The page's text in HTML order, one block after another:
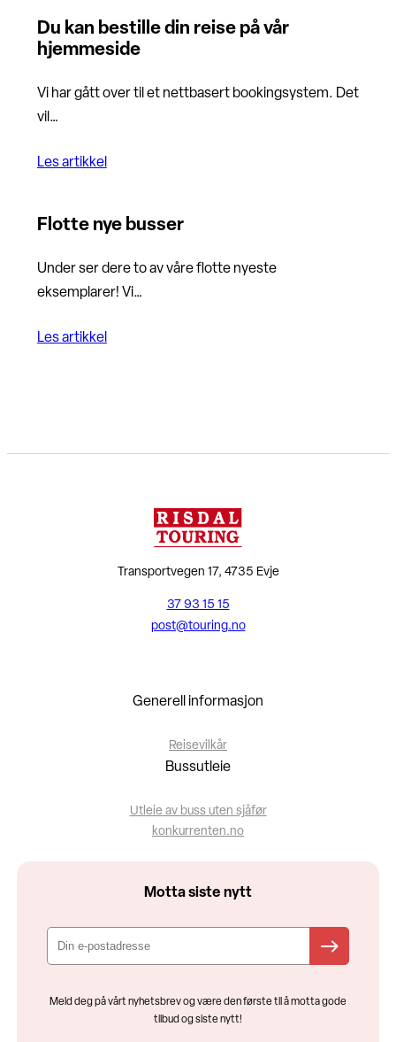
Du kan bestille din reise på vår
hjemmeside
Vi har gått over til et nettbasert bookingsystem. Det
vil…
Les artikkel
Flotte nye busser
Under ser dere to av våre flotte nyeste
eksemplarer! Vi…
Les artikkel
Transportvegen 17, 4735 Evje
37 93 15 15
post@touring.no
Generell informasjon
Reisevilkår
Bussutleie
Utleie av buss uten sjåfør
konkurrenten.no
Motta siste nytt
Meld deg på vårt nyhetsbrev og være den første til å motta gode
tilbud og siste nytt!